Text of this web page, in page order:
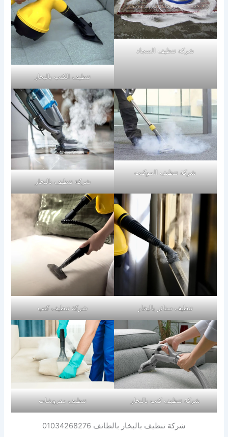
شركة تنظيف السجاد
تنظيف الكنب بالبخار
شركة تنظيف الموكيت
شركة تنظيف بالبخار
تنظيف ستائر بالبخار شركة تنظيف كنب
شركة تنظيف كنب بالبخار تنظيف مفروشات
شركة تنظيف بالبخار بالطائف 01034268276